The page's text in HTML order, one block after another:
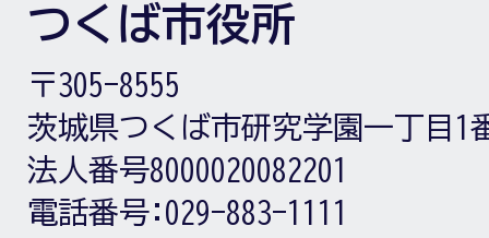
つくば市役所
〒305-8555
茨城県つくば市研究学園一丁目1
法人番号8000020082201
電話番号: 029-883-1111